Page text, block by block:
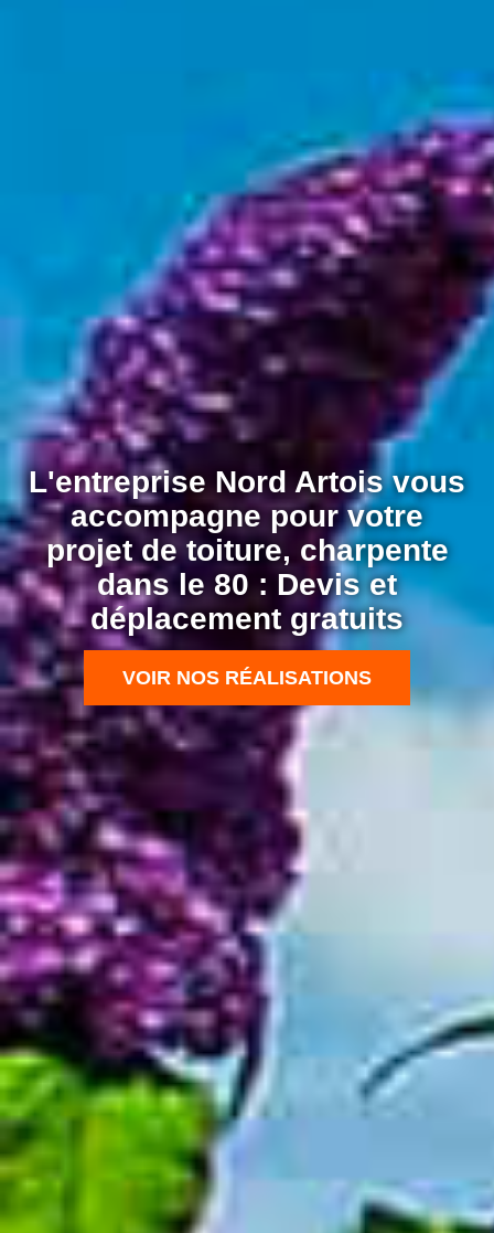
L'entreprise Nord Artois vous
accompagne pour votre
projet de toiture, charpente
dans le 80 : Devis et
déplacement gratuits
VOIR NOS RÉALISATIONS